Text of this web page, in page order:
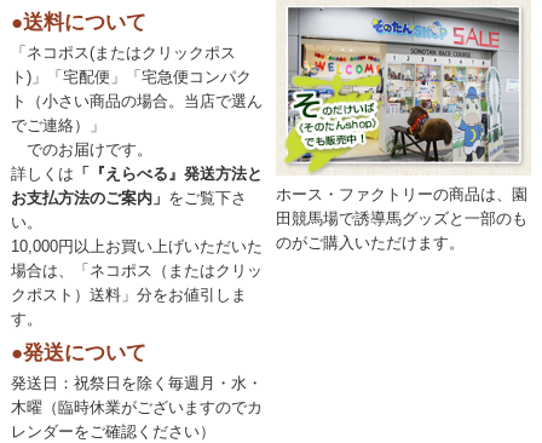
●送料について
「ネコポス(またはクリックポス
ト)」「宅配便」「宅急便コンパク
ト（小さい商品の場合。当店で選ん
でご連絡）」
でのお届けです。
詳しくは 「『えらべる』発送方法と
お支払方法のご案内」 をご覧下さ
い。
10,000円以上お買い上げいただいた
場合は、「ネコポス（またはクリッ
クポスト）送料」分をお値引しま
す。
●発送について
発送日：祝祭日を除く毎週月・水・
木曜（臨時休業がございますのでカ
レンダーをご確認ください）
ホース・ファクトリーの商品は、園
田競馬場で誘導馬グッズと一部のも
のがご購入いただけます。